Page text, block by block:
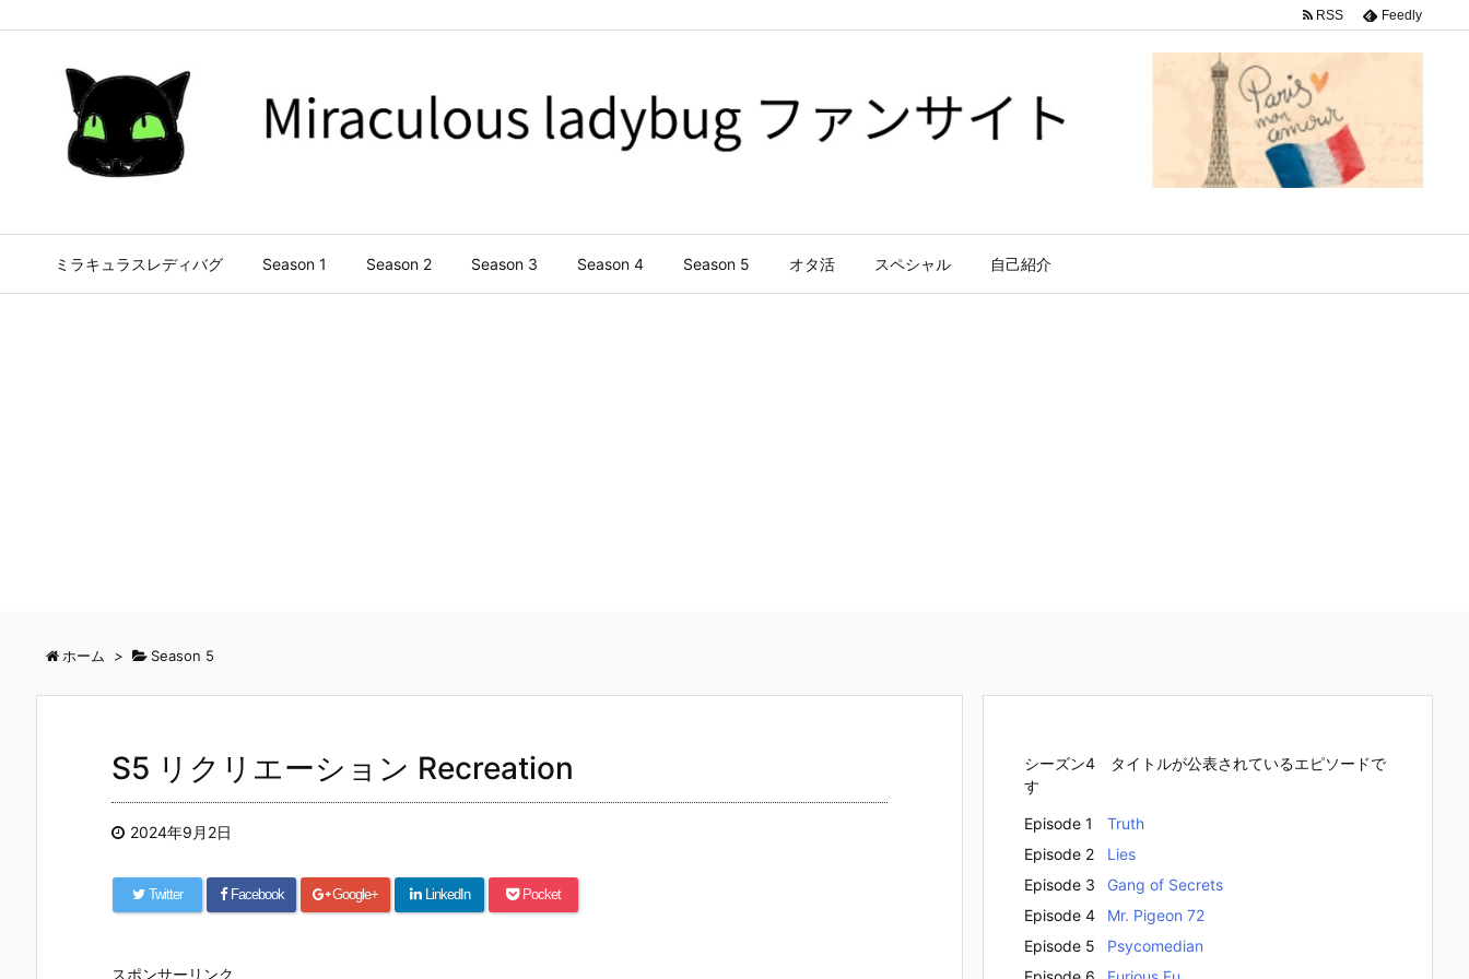
ミラキュラスレディバグ Season 1 Season 2 Season 3 Season 4 Season 5 オタ活 スペシャル 自己紹介
RSS Feedly
ホーム > Season 5
S5 リクリエーション Recreation
2024年9月2日
Twitter Facebook Google+ LinkedIn Pocket
スポンサーリンク
シーズン4 タイトルが公表されているエピソードで
す
Episode 1
Truth
Episode 2
Lies
Episode 3
Gang of Secrets
Episode 4
Mr. Pigeon 72
Episode 5
Psycomedian